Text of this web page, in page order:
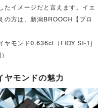
たイメージだと言えます。イエ
の方は、新潟BROOCH【ブロ
ヤモンド0.636ct（FIOY SI-1)
ヤモンドの魅力